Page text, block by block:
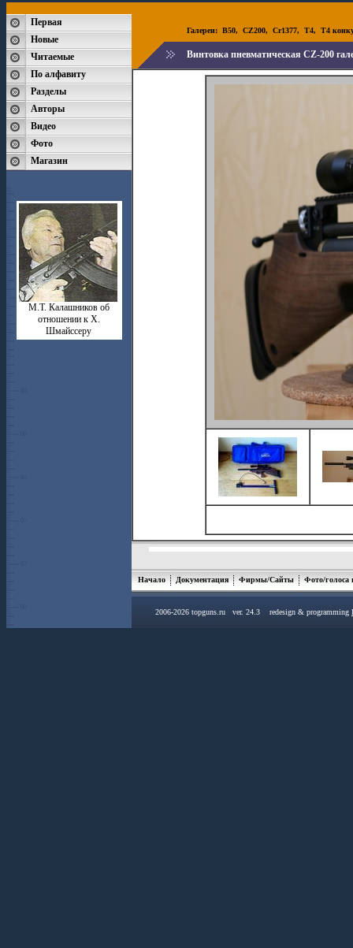
Первая
Новые
Читаемые
По алфавиту
Разделы
Авторы
Видео
Фото
Магазин
М.Т. Калашников об
отношении к Х.
Шмайссеру
Галереи: B50, CZ200, Cr1377, T4, T4
Винтовка пневматическая CZ-200
Начало Документация Фирмы/Сайты Фото/голоса
2006-2026 topguns.ru ver. 24.3 redesign & programming